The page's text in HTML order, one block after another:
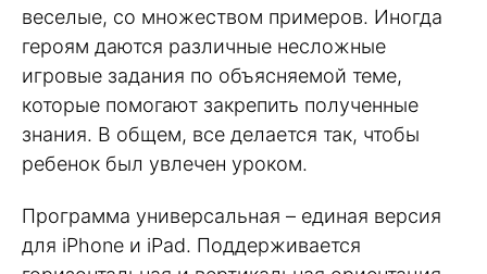
веселые, со множеством примеров. Иногда
героям даются различные несложные
игровые задания по объясняемой теме,
которые помогают закрепить полученные
знания. В общем, все делается так, чтобы
ребенок был увлечен уроком.
Программа универсальная – единая версия
для iPhone и iPad. Поддерживается